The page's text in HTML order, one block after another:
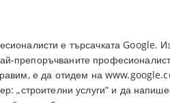
е търсачката Google.
препоръчваните
е да отидем на
„строителни услуги“ и да